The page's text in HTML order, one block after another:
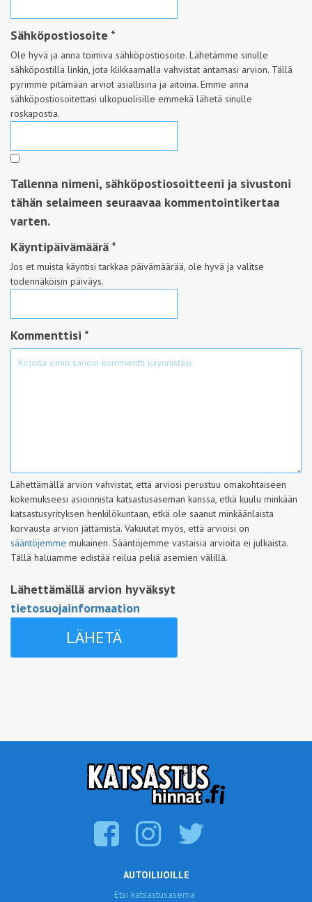
Sähköpostiosoite *
Ole hyvä ja anna toimiva sähköpostiosoite. Lähetämme sinulle
sähköpostilla linkin, jota klikkaamalla vahvistat antamasi arvion. Tällä
pyrimme pitämään arviot asiallisina ja aitoina. Emme anna
sähköpostiosoitettasi ulkopuolisille emmekä lähetä sinulle
roskapostia.
Tallenna nimeni, sähköpostiosoitteeni ja sivustoni
tähän selaimeen seuraavaa kommentointikertaa
varten.
Käyntipäivämäärä *
Jos et muista käyntisi tarkkaa päivämäärää, ole hyvä ja valitse
todennäköisin päiväys.
Kommenttisi *
Lähettämällä arvion vahvistat, että arviosi perustuu omakohtaiseen
kokemukseesi asioinnista katsastusaseman kanssa, etkä kuulu minkään
katsastusyrityksen henkilökuntaan, etkä ole saanut minkäänlaista
korvausta arvion jättämistä. Vakuutat myös, että arvioisi on
sääntöjemme mukainen. Sääntöjemme vastaisia arvioita ei julkaista.
Tällä haluamme edistää reilua peliä asemien välillä.
Lähettämällä arvion hyväksyt
tietosuojainformaation
AUTOILIJOILLE
Etsi katsastusasema